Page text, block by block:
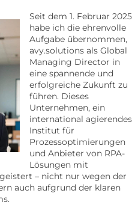
Seit dem 1. Februar 2025
habe ich die ehrenvolle
Aufgabe übernommen,
avy.solutions als Global
Managing Director in
eine spannende und
erfolgreiche Zukunft zu
führen. Dieses
Unternehmen, ein
international agierendes
Institut für
Prozessoptimierungen
und Anbieter von RPA-
Lösungen mit
– nicht nur wegen der
auch aufgrund der klaren